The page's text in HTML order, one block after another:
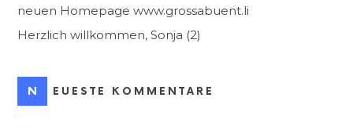
neuen Homepage www.grossabuent.li
Herzlich willkommen, Sonja (2)
NEUESTE KOMMENTARE